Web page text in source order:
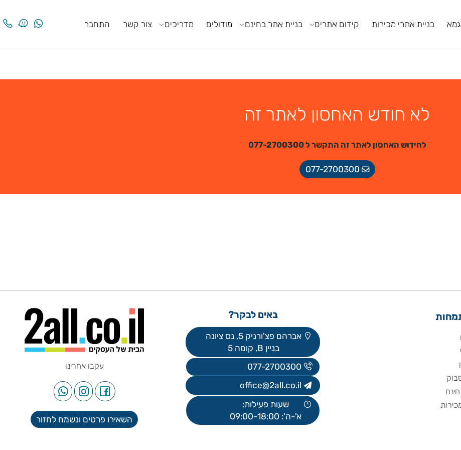
בניית אתרי מכירות קידום אתרים בניית אתר בחינם מודולים מדריכים צור קשר התחבר
לא חודש האחסון לאתר זה
לחידוש האחסון לאתר זה התקשר ל 077-2700300
077-2700300
באים לבקר?
אברהם פצ'ורניק 5, נס ציונה
בניין B, קומה 5
077-2700300
office@2all.co.il
שעות פעילות:
עקבו אחרינו